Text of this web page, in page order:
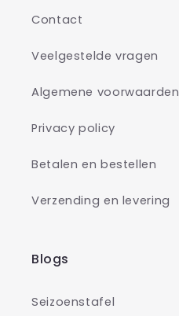
Contact
Veelgestelde vragen
Algemene voorwaarden
Privacy policy
Betalen en bestellen
Verzending en levering
Blogs
Seizoenstafel